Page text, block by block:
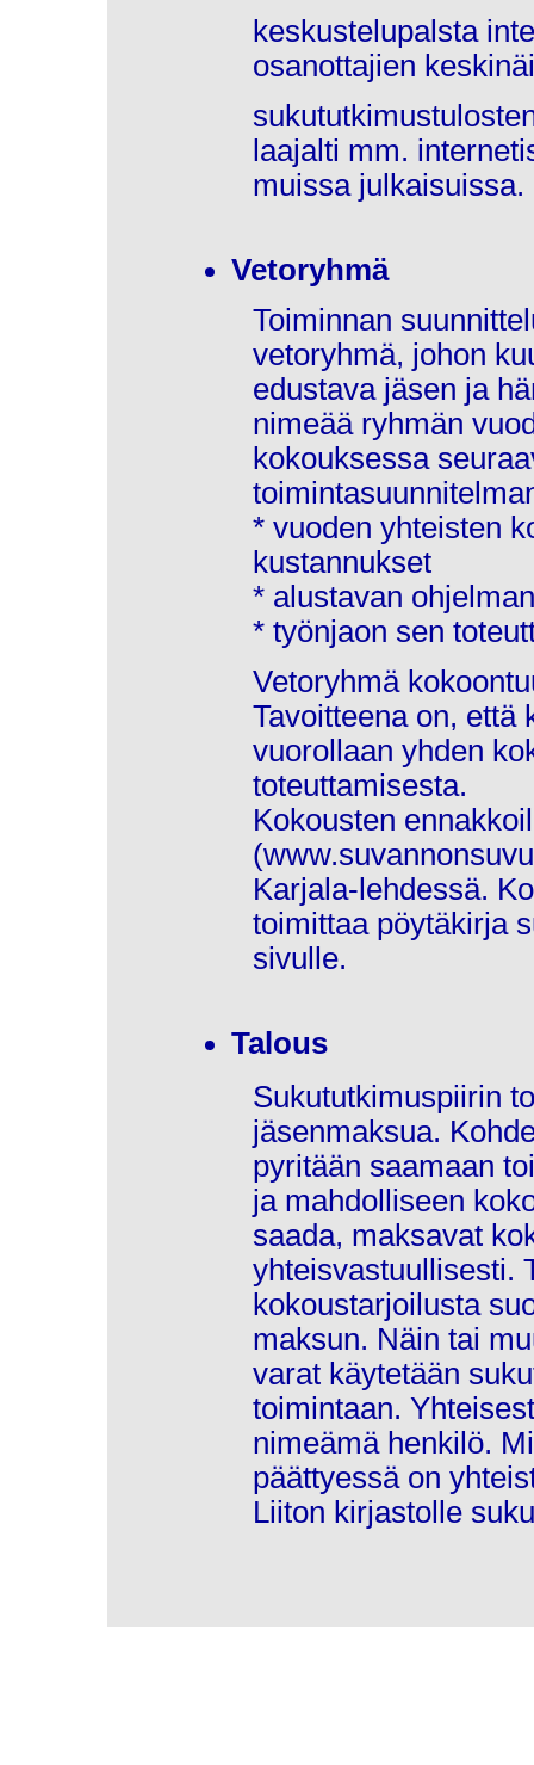
keskustelupalsta
osanottajien
laajalti mm.
muissa julkaisuissa.
Vetoryhmä
Toiminnan
vetoryhmä, johon
edustava jäsen ja
nimeää ryhmän
kokouksessa
* vuoden yhteisten
kustannukset
* alustavan
* työnjaon sen
Vetoryhmä
Tavoitteena on, että
vuorollaan yhden
toteuttamisesta.
Kokousten
Karjala-lehdessä.
toimittaa pöytäkirja
sivulle.
Talous
Sukututkimuspiirin
jäsenmaksua.
pyritään saamaan
ja mahdolliseen
saada, maksavat
yhteisvastuullisesti.
kokoustarjoilusta
maksun. Näin tai
varat käytetään
toimintaan.
nimeämä henkilö.
päättyessä on
Liiton kirjastolle